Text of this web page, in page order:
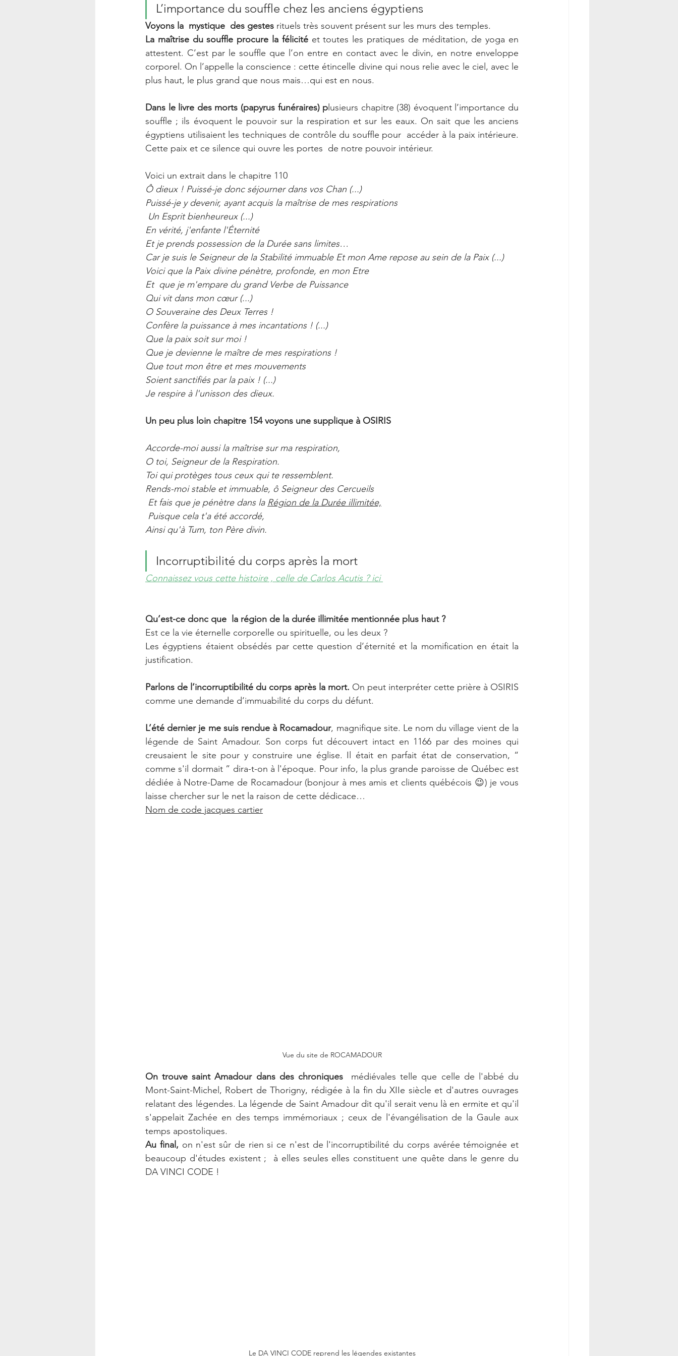
L’importance du souffle chez les anciens égyptiens
Voyons la  mystique  des gestes rituels très souvent présent sur les murs des temples.
La maîtrise du souffle procure la félicité et toutes les pratiques de méditation, de yoga en
attestent. C’est par le souffle que l’on entre en contact avec le divin, en notre enveloppe
corporel. On l’appelle la conscience : cette étincelle divine qui nous relie avec le ciel, avec le
plus haut, le plus grand que nous mais…qui est en nous.
Dans le livre des morts (papyrus funéraires) p lusieurs chapitre (38) évoquent l’importance du
souffle ; ils évoquent le pouvoir sur la respiration et sur les eaux. On sait que les anciens
égyptiens utilisaient les techniques de contrôle du souffle pour  accéder à la paix intérieure.
Cette paix et ce silence qui ouvre les portes  de notre pouvoir intérieur.
Voici un extrait dans le chapitre 110
Ô dieux ! Puissé-je donc séjourner dans vos Chan (...)
Puissé-je y devenir, ayant acquis la maîtrise de mes respirations
Un Esprit bienheureux (...)
En vérité, j'enfante l'Éternité
Et je prends possession de la Durée sans limites…
Car je suis le Seigneur de la Stabilité immuable Et mon Ame repose au sein de la Paix (...)
Voici que la Paix divine pénètre, profonde, en mon Etre
Et  que je m'empare du grand Verbe de Puissance
Qui vit dans mon cœur (...)
O Souveraine des Deux Terres !
Confère la puissance à mes incantations ! (...)
Que la paix soit sur moi !
Que je devienne le maître de mes respirations !
Que tout mon être et mes mouvements
Soient sanctifiés par la paix ! (...)
Je respire à l'unisson des dieux.
Un peu plus loin chapitre 154 voyons une supplique à OSIRIS
Accorde-moi aussi la maîtrise sur ma respiration,
O toi, Seigneur de la Respiration.
Toi qui protèges tous ceux qui te ressemblent.
Rends-moi stable et immuable, ô Seigneur des Cercueils
Et fais que je pénètre dans la Région de la Durée illimitée,
Puisque cela t'a été accordé,
Ainsi qu'à Tum, ton Père divin.
Incorruptibilité du corps après la mort
Connaissez vous cette histoire , celle de Carlos Acutis ? ici
Qu’est-ce donc que  la région de la durée illimitée mentionnée plus haut ?
Est ce la vie éternelle corporelle ou spirituelle, ou les deux ?
Les égyptiens étaient obsédés par cette question d’éternité et la momification en était la
justification.
Parlons de l’incorruptibilité du corps après la mort. On peut interpréter cette prière à OSIRIS
comme une demande d’immuabilité du corps du défunt.
L’été dernier je me suis rendue à Rocamadour, magnifique site. Le nom du village vient de la
légende de Saint Amadour. Son corps fut découvert intact en 1166 par des moines qui
creusaient le site pour y construire une église. Il était en parfait état de conservation, “
comme s'il dormait ” dira-t-on à l'époque. Pour info, la plus grande paroisse de Québec est
dédiée à Notre-Dame de Rocamadour (bonjour à mes amis et clients québécois 😉) je vous
laisse chercher sur le net la raison de cette dédicace…
Nom de code jacques cartier
Vue du site de ROCAMADOUR
On trouve saint Amadour dans des chroniques
médiévales telle que celle de l'abbé du
Mont-Saint-Michel, Robert de Thorigny, rédigée à la fin du XIIe siècle et d'autres ouvrages
relatant des légendes. La légende de Saint Amadour dit qu'il serait venu là en ermite et qu'il
s'appelait Zachée en des temps immémoriaux ; ceux de l'évangélisation de la Gaule aux
temps apostoliques.
Au final, on n'est sûr de rien si ce n'est de l'incorruptibilité du corps avérée témoignée et
beaucoup d'études existent ;  à elles seules elles constituent une quête dans le genre du
DA VINCI CODE !
Le DA VINCI CODE reprend les légendes existantes